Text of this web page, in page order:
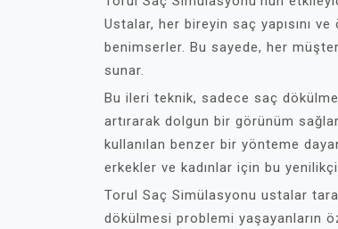
Ustalar, her bireyin saç yapısını
benimserler. Bu sayede, her
sunar.
Bu ileri teknik, sadece saç
artırarak dolgun bir görünüm
kullanılan benzer bir yönteme
erkekler ve kadınlar için bu
Torul Saç Simülasyonu ustalar
dökülmesi problemi yaşayanların